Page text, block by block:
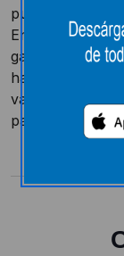
publicitaba un
En
ganador del
ha sido Rodrigo
vale de ingreso
para que lo